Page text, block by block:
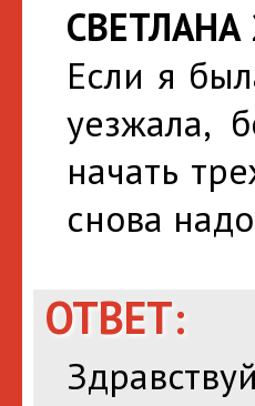
СВЕТЛАНА
Если я
уезжала,
начать
снова
ОТВЕТ: